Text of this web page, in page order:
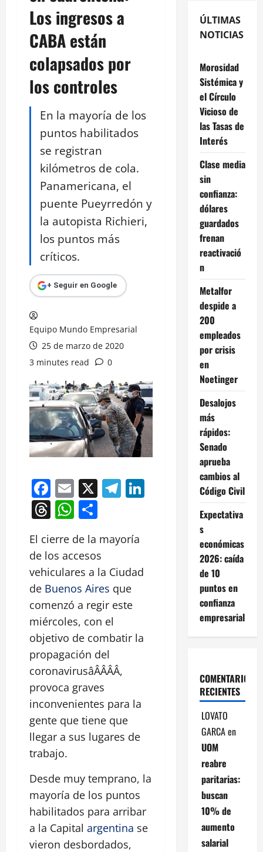
Los ingresos a
CABA están
colapsados por
los controles
En la mayoría de los
puntos habilitados
se registran
kilómetros de cola.
Panamericana, el
puente Pueyrredón y
la autopista Richieri,
los puntos más
críticos.
+ Seguir en Google
Equipo Mundo Empresarial
25 de marzo de 2020
3 minutes read
0
Facebook
Email
X Telegram
LinkedIn
Threads
WhatsApp
El cierre de la mayoría
de los accesos
vehiculares a la Ciudad
de Buenos Aires que
comenzó a regir este
miércoles, con el
objetivo de combatir la
propagación del
coronavirusâÂÂÂÂ,
provoca graves
inconvenientes para la
gente que tiene que
llegar a sus lugares de
trabajo.
Desde muy temprano, la
mayoría de los puntos
habilitados para arribar
a la Capital argentina se
vieron desbordados,
ÚLTIMAS
NOTICIAS
Morosidad
Sistémica y
el Círculo
Vicioso de
las Tasas de
Interés
Clase media
sin
confianza:
dólares
guardados
frenan
reactivació
n
Metalfor
despide a
200
empleados
por crisis
en
Noetinger
Desalojos
más
rápidos:
Senado
aprueba
cambios al
Código Civil
Expectativa
s
económicas
2026: caída
de 10
puntos en
confianza
empresarial
COMENTARIOS
RECIENTES
LOVATO
GARCAen
UOM
reabre
paritarias:
buscan
10% de
aumento
salarial